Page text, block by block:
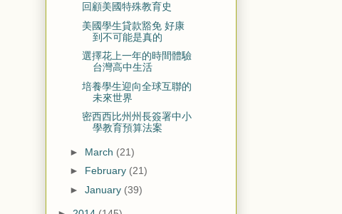
回顧美國特殊教育史
美國學生貸款豁免 好康
到不可能是真的
選擇花上一年的時間體驗
台灣高中生活
培養學生迎向全球互聯的
未來世界
密西西比州州長簽署中小
學教育預算法案
► March (21)
► February (21)
► January (39)